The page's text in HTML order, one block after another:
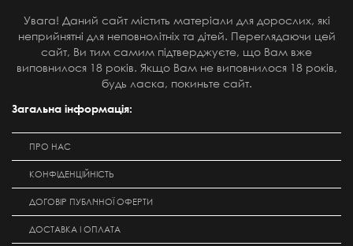
Увага! Даний сайт містить матеріали для дорослих, які
неприйнятні для неповнолітніх та дітей. Переглядаючи цей
сайт, Ви тим самим підтверджуєте, що Вам вже
виповнилося 18 років. Якщо Вам не виповнилося 18 років,
будь ласка, покиньте сайт.
Загальна інформація:
ПРО НАС
КОНФІДЕНЦІЙНІСТЬ
ДОГОВІР ПУБЛІЧНОЇ ОФЕРТИ
ДОСТАВКА І ОПЛАТА